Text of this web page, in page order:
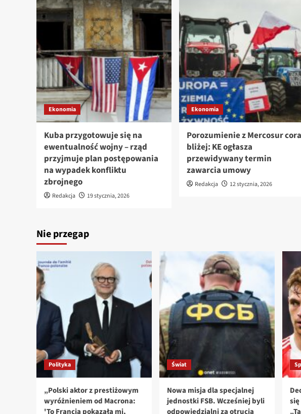
Ekonomia
Kuba przygotowuje się na
ewentualność wojny – rząd
przyjmuje plan postępowania
na wypadek konfliktu
zbrojnego
Redakcja 19 stycznia, 2026
Ekonomia
Porozumienie z Mercosur
bliżej: KE ogłasza
przewidywany termin
zawarcia umowy
Redakcja 12 stycznia, 2026
Nie przegap
Polityka
„Polski aktor z prestiżowym
wyróżnieniem od Macrona:
Świat
Nowa misja dla specjalnej
jednostki FSB. Wcześniej byli